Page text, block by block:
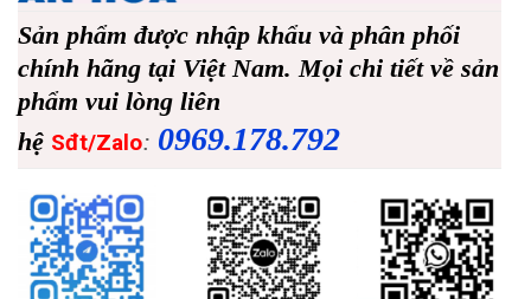
Sản phẩm được nhập khẩu và phân phối
chính hãng tại Việt Nam. Mọi chi tiết về sản
phẩm vui lòng liên
hệ Sđt/Zalo: 0969.178.792